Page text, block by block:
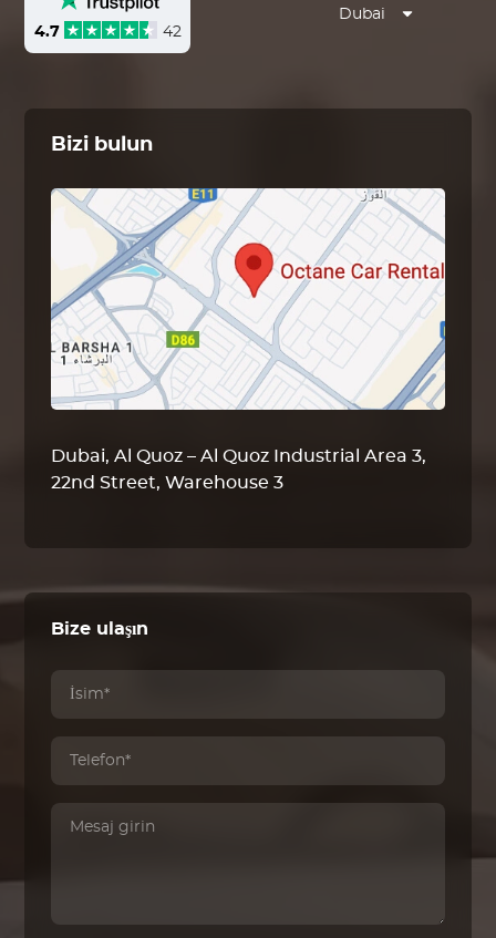
4.7 42
Dubai
Bizi bulun
Dubai, Al Quoz – Al Quoz Industrial Area 3,
22nd Street, Warehouse 3
Bize ulaşın